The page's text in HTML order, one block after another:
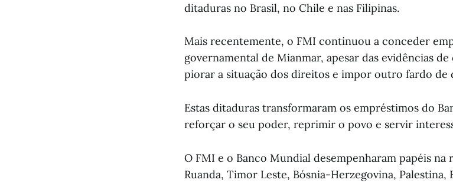
ditaduras no Brasil, no Chile e nas Filipinas.
Mais recentemente, o FMI continuou a conceder
governamental de Mianmar, apesar das evidências
piorar a situação dos direitos e impor outro fardo de
Estas ditaduras transformaram os empréstimos do
reforçar o seu poder, reprimir o povo e servir
O FMI e o Banco Mundial desempenharam papéis
Ruanda, Timor Leste, Bósnia-Herzegovina, Palestina,